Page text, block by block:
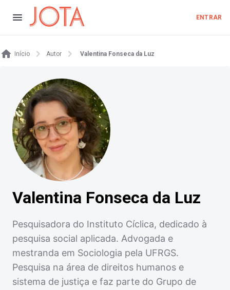
ENTRAR
Início Autor Valentina Fonseca da Luz
Valentina Fonseca da Luz
Pesquisadora do Instituto Cíclica, dedicado à
pesquisa social aplicada. Advogada e
mestranda em Sociologia pela UFRGS.
Pesquisa na área de direitos humanos e
sistema de justiça e faz parte do Grupo de